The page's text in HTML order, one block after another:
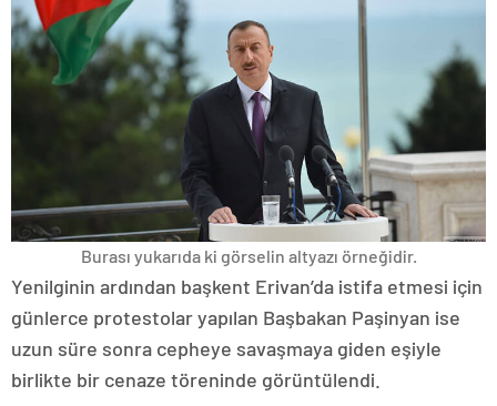
Burası yukarıda ki görselin altyazı örneğidir.
Yenilginin ardından başkent Erivan’da istifa etmesi için
günlerce protestolar yapılan Başbakan Paşinyan ise
uzun süre sonra cepheye savaşmaya giden eşiyle
birlikte bir cenaze töreninde görüntülendi.